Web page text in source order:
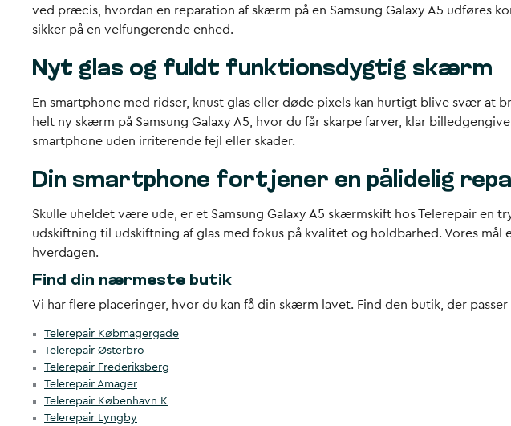
ved præcis, hvordan en reparation af skærm på en Samsung Galaxy A5 udføres
sikker på en velfungerende enhed.
Nyt glas og fuldt funktionsdygtig skærm
En smartphone med ridser, knust glas eller døde pixels kan hurtigt blive svær
helt ny skærm på Samsung Galaxy A5, hvor du får skarpe farver, klar
smartphone uden irriterende fejl eller skader.
Din smartphone fortjener en pålidelig
Skulle uheldet være ude, er et Samsung Galaxy A5 skærmskift hos Telerepair
udskiftning til udskiftning af glas med fokus på kvalitet og holdbarhed. Vores
hverdagen.
Find din nærmeste butik
Vi har flere placeringer, hvor du kan få din skærm lavet. Find den butik, der
Telerepair Købmagergade
Telerepair Østerbro
Telerepair Frederiksberg
Telerepair Amager
Telerepair København K
Telerepair Lyngby